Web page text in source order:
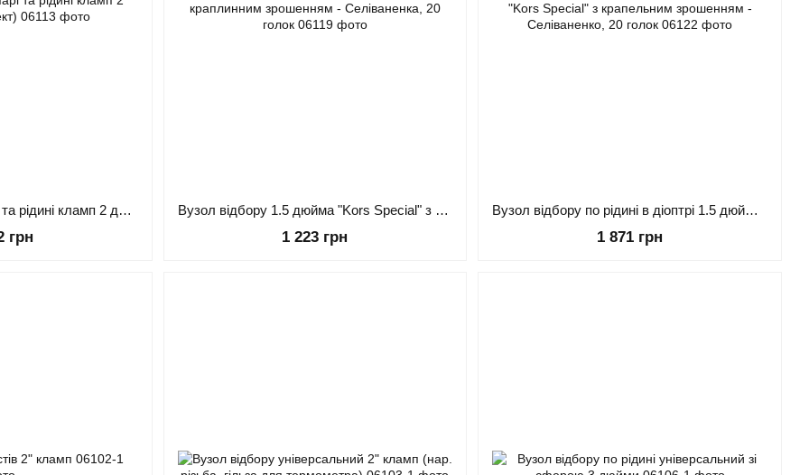
Вузол відбору по парі та рідині кламп 2 дюйми (комплект)
грн
Вузол відбору 1.5 дюйма "Kors Special" з краплинним зрошенням - Селіваненка, 20 голок
1 223 грн
Вузол відбору по рідині в діоптрі 1.5 дюйма "Kors Special" з крапельним зрошенням - Селіваненко, 20 голок
1 871 грн